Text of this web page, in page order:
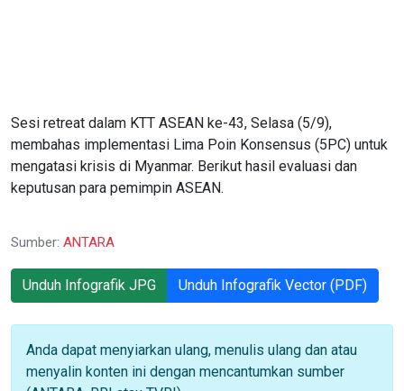
Sesi retreat dalam KTT ASEAN ke-43, Selasa (5/9),
membahas implementasi Lima Poin Konsensus (5PC) untuk
mengatasi krisis di Myanmar. Berikut hasil evaluasi dan
keputusan para pemimpin ASEAN.
Sumber: ANTARA
Unduh Infografik JPG Unduh Infografik Vector (PDF)
Anda dapat menyiarkan ulang, menulis ulang dan atau
menyalin konten ini dengan mencantumkan sumber